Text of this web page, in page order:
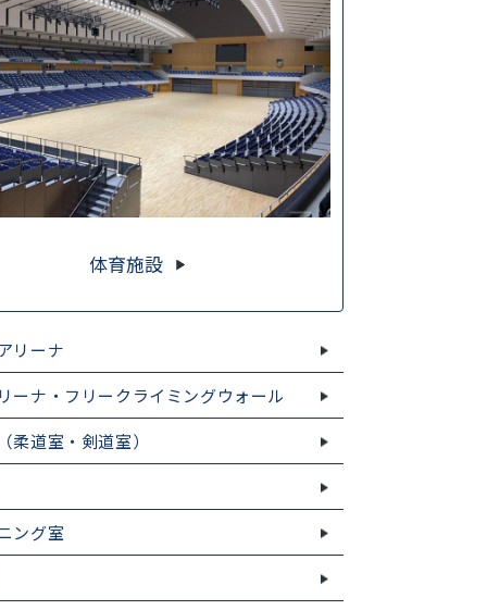
体育施設
リーナ
ーナ・フリークライミングウォール
柔道室・剣道室）
ング室